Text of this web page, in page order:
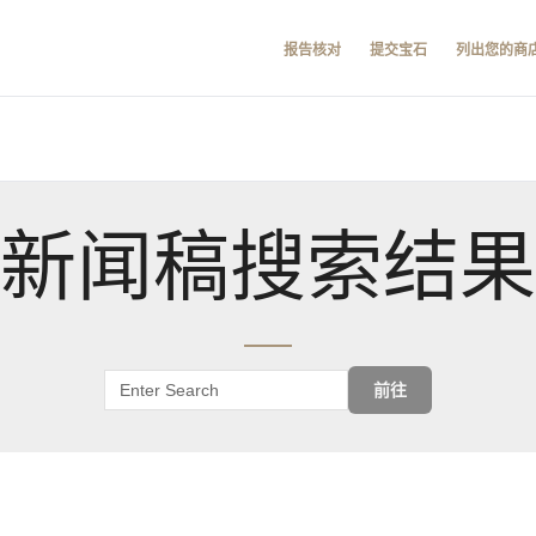
报告核对 提交宝石 列出您的商
新闻稿搜索结果
前往